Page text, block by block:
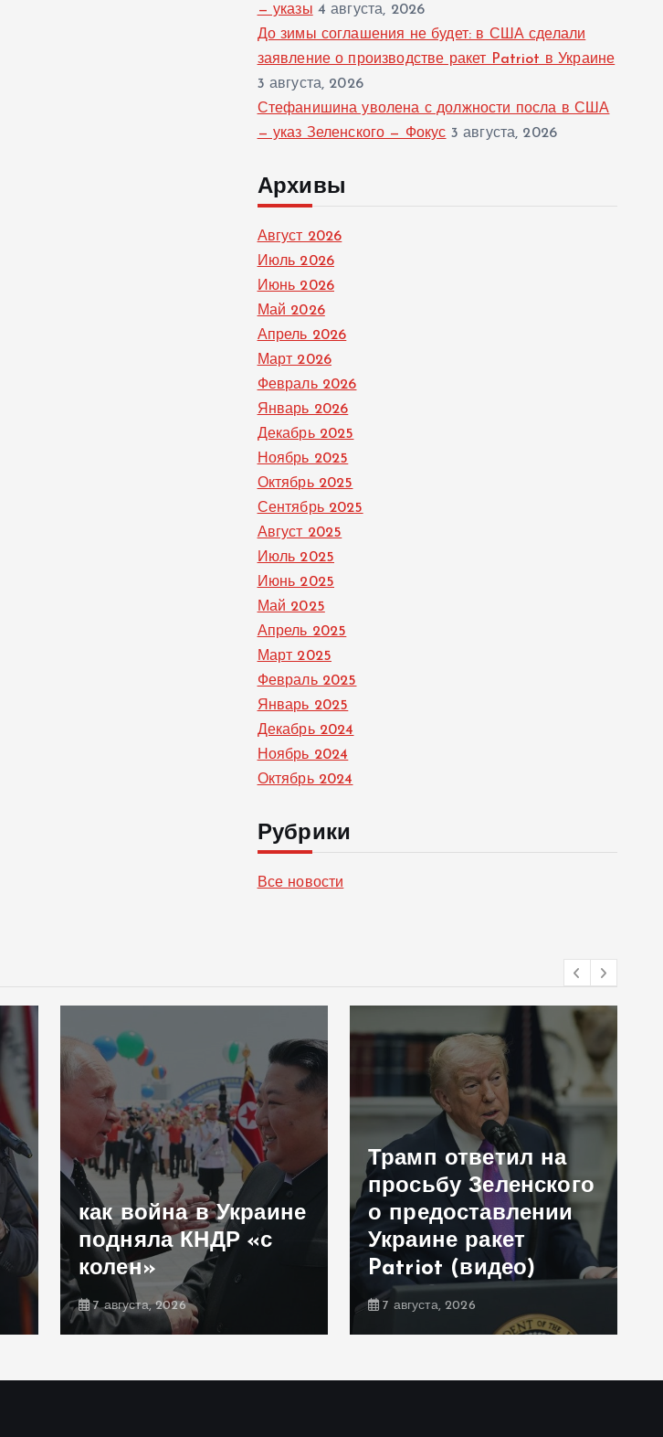
— указы 4 августа, 2026
До зимы соглашения не будет: в США сделали
заявление о производстве ракет Patriot в Украине
3 августа, 2026
Стефанишина уволена с должности посла в США
— указ Зеленского — Фокус 3 августа, 2026
Архивы
Август 2026
Июль 2026
Июнь 2026
Май 2026
Апрель 2026
Март 2026
Февраль 2026
Январь 2026
Декабрь 2025
Ноябрь 2025
Октябрь 2025
Сентябрь 2025
Август 2025
Июль 2025
Июнь 2025
Май 2025
Апрель 2025
Март 2025
Февраль 2025
Январь 2025
Декабрь 2024
Ноябрь 2024
Октябрь 2024
Рубрики
Все новости
как война в Украине
подняла КНДР «с
колен»
7 августа, 2026
Трамп ответил на
просьбу Зеленского
о предоставлении
Украине ракет
Patriot (видео)
7 августа, 2026